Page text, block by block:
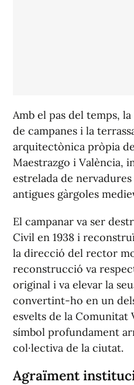
Amb el pas del temps,
de campanes i la
arquitectònica pròpia
Maestrazgo i València,
estrelada de
antigues gàrgoles
El campanar va ser
Civil en 1938 i
la direcció del rector
reconstrucció va
original i va elevar la
convertint-ho en un
esvelts de la Comunitat
símbol profundament
col·lectiva de la ciutat.
Agraïment